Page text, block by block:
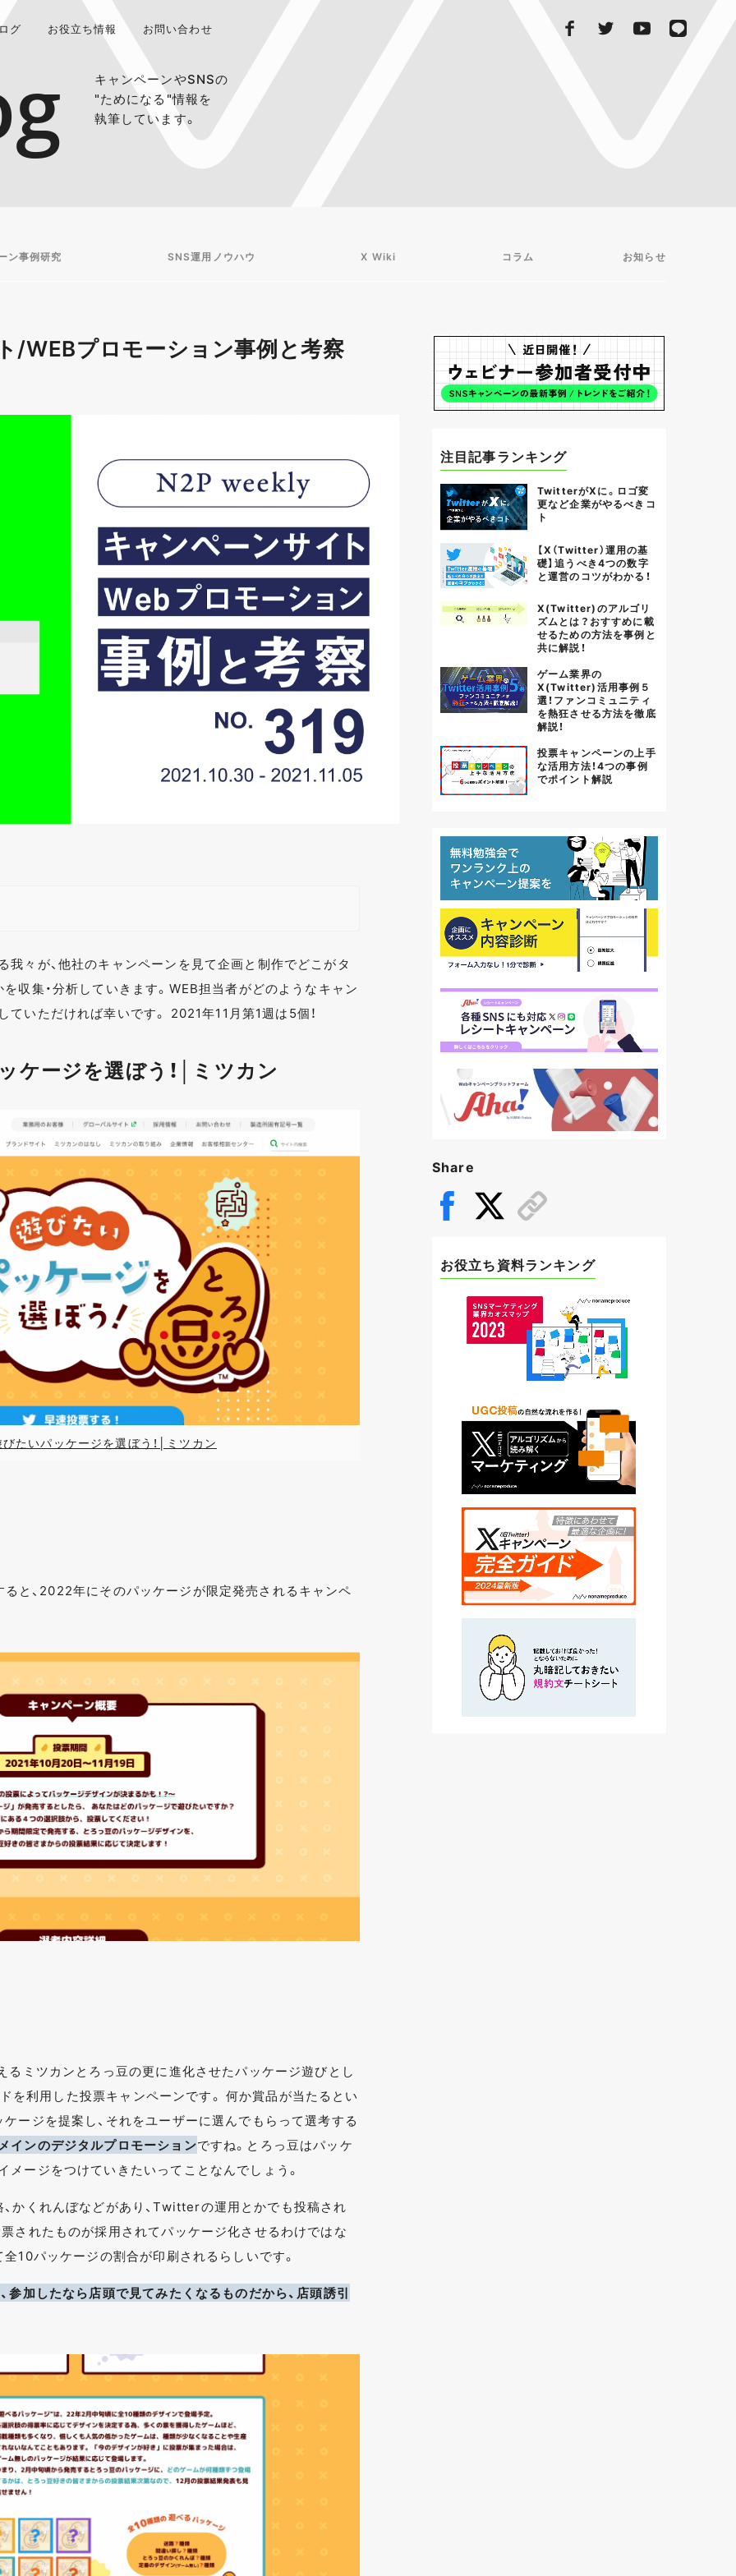
グ お役立ち情報 お問い合わせ
キャンペーンやSNSの
"ためになる"情報を
執筆しています。
ン事例研究 SNS運用ノウハウ X Wiki コラム お知らせ
/WEBプロモーション事例と考察
々が、他社のキャンペーンを見て企画と制作でどこがタ
収集・分析していきます。WEB担当者がどのようなキャン
いただければ幸いです。 2021年11月第1週は5個！
ージを選ぼう！│ミツカン
たいパッケージを選ぼう！│ミツカン
と、2022年にそのパッケージが限定発売されるキャンペ
ミツカンとろっ豆の更に進化させたパッケージ遊びとし
を利用した投票キャンペーンです。 何か賞品が当たるとい
ージを提案し、それをユーザーに選んでもらって選考する
インのデジタルプロモーションですね。とろっ豆はパッケ
ージをつけていきたいってことなんでしょう。
かくれんぼなどがあり、Twitterの運用とかでも投稿され
されたものが採用されてパッケージ化させるわけではな
10パッケージの割合が印刷されるらしいです。
参加したなら店頭で見てみたくなるものだから、店頭誘引
注目記事ランキング
TwitterがXに。ロゴ変
更など企業がやるべきコ
ト
【X（Twitter）運用の基
礎】追うべき4つの数字
と運営のコツがわかる！
X(Twitter)のアルゴリ
ズムとは？おすすめに載
せるための方法を事例と
共に解説！
ゲーム業界の
X(Twitter)活用事例５
選！ファンコミュニティ
を熱狂させる方法を徹底
解説！
投票キャンペーンの上手
な活用方法！4つの事例
でポイント解説
Share
お役立ち資料ランキング